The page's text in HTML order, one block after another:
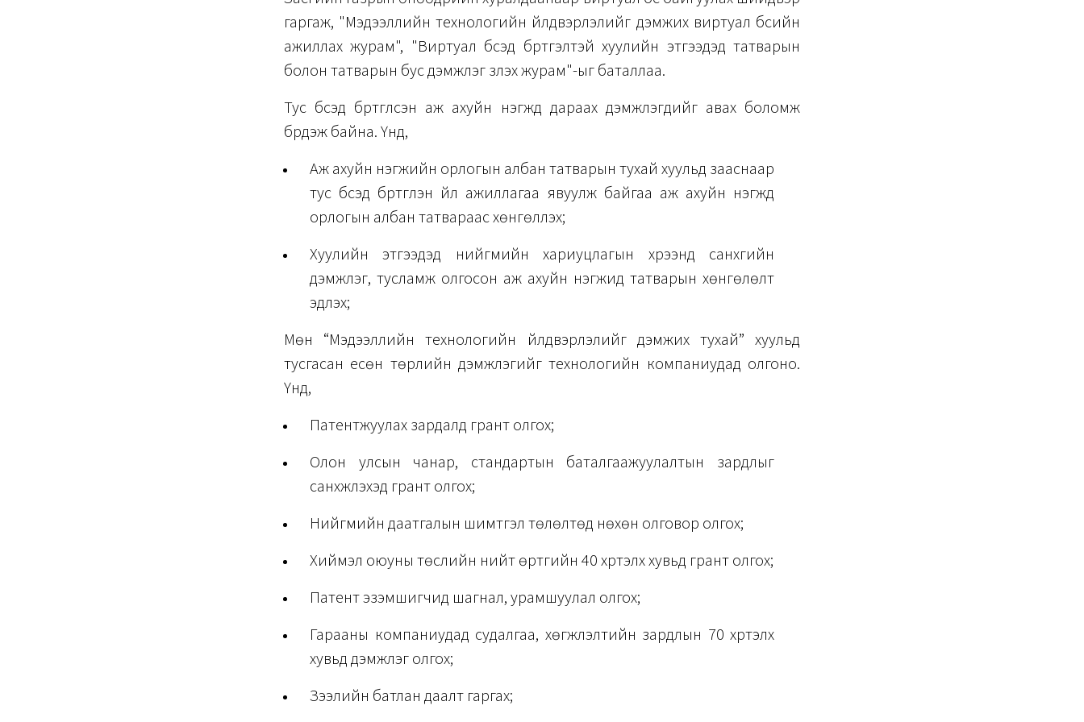
гаргаж, "Мэдээллийн технологийн үйлдвэрлэлийг дэмжих виртуал бүсийн
ажиллах журам", "Виртуал бүсэд бүртгэлтэй хуулийн этгээдэд татварын
болон татварын бус дэмжлэг үзүүлэх журам"-ыг баталлаа.
Тус бүсэд бүртгүүлсэн аж ахуйн нэгжүүд дараах дэмжлэгүүдийг авах боломж
бүрдэж байна. Үүнд,
Аж ахуйн нэгжийн орлогын албан татварын тухай хуульд зааснаар
тус бүсэд бүртгүүлэн үйл ажиллагаа явуулж байгаа аж ахуйн нэгжүүд
орлогын албан татвараас хөнгөлүүлэх;
Хуулийн этгээдэд нийгмийн хариуцлагын хүрээнд санхүүгийн
дэмжлэг, тусламж олгосон аж ахуйн нэгжид татварын хөнгөлөлт
эдлэх;
Мөн “Мэдээллийн технологийн үйлдвэрлэлийг дэмжих тухай” хуульд
тусгасан есөн төрлийн дэмжлэгийг технологийн компаниудад олгоно.
Үүнд,
Патентжуулах зардалд грант олгох;
Олон улсын чанар, стандартын баталгаажуулалтын зардлыг
санхүүжүүлэхэд грант олгох;
Нийгмийн даатгалын шимтгэл төлөлтөд нөхөн олговор олгох;
Хиймэл оюуны төслийн нийт өртгийн 40 хүртэлх хувьд грант олгох;
Патент эзэмшигчид шагнал, урамшуулал олгох;
Гарааны компаниудад судалгаа, хөгжүүлэлтийн зардлын 70 хүртэлх
хувьд дэмжлэг олгох;
Зээлийн батлан даалт гаргах;